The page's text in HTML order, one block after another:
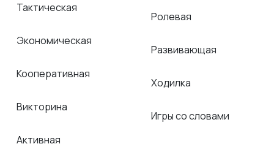
Тактическая
Экономическая
Кооперативная
Викторина
Активная
Ролевая
Развивающая
Ходилка
Игры со словами